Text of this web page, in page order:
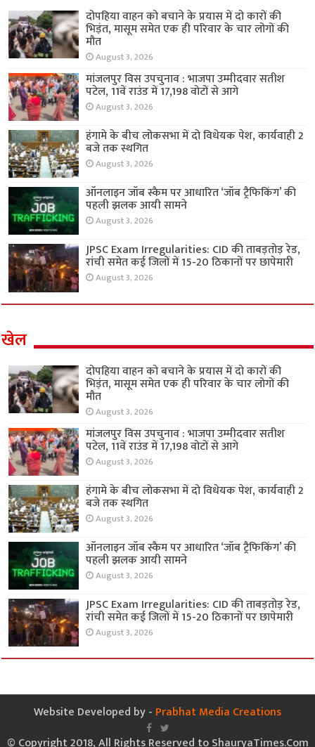
दोपहिया वाहन को बचाने के प्रयास में दो कारों की
भिड़ंत, मासूम समेत एक ही परिवार के चार लोगों की
मौत
August 3, 2026
मांजलपुर विस उपचुनाव : भाजपा उम्मीदवार सतीश
पटेल, 11वें राउंड में 17,198 वोटों से आगे
August 3, 2026
हंगामे के बीच लोकसभा में दो विधेयक पेश, कार्यवाही 2
बजे तक स्थगित
August 3, 2026
ऑनलाइन जॉब स्कैम पर आधारित ‘जॉब ट्रैफिकिंग’ की
पहली झलक आयी सामने
August 3, 2026
JPSC Exam Irregularities: CID की ताबड़तोड़ रेड,
रांची समेत कई जिलों में 15-20 ठिकानों पर छापेमारी
August 3, 2026
खेल
दोपहिया वाहन को बचाने के प्रयास में दो कारों की
भिड़ंत, मासूम समेत एक ही परिवार के चार लोगों की
मौत
August 3, 2026
मांजलपुर विस उपचुनाव : भाजपा उम्मीदवार सतीश
पटेल, 11वें राउंड में 17,198 वोटों से आगे
August 3, 2026
हंगामे के बीच लोकसभा में दो विधेयक पेश, कार्यवाही 2
बजे तक स्थगित
August 3, 2026
ऑनलाइन जॉब स्कैम पर आधारित ‘जॉब ट्रैफिकिंग’ की
पहली झलक आयी सामने
August 3, 2026
JPSC Exam Irregularities: CID की ताबड़तोड़ रेड,
रांची समेत कई जिलों में 15-20 ठिकानों पर छापेमारी
August 3, 2026
Website Developed by - Prabhat Media Creations